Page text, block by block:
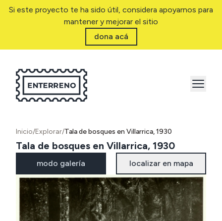
Si este proyecto te ha sido útil, considera apoyarnos para
mantener y mejorar el sitio
dona acá
Inicio/Explorar/Tala de bosques en Villarrica, 1930
Tala de bosques en Villarrica, 1930
modo galería localizar en mapa